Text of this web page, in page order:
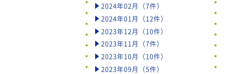
2024年02月（7件）
2024年01月（12件）
2023年12月（10件）
2023年11月（7件）
2023年10月（10件）
2023年09月（5件）